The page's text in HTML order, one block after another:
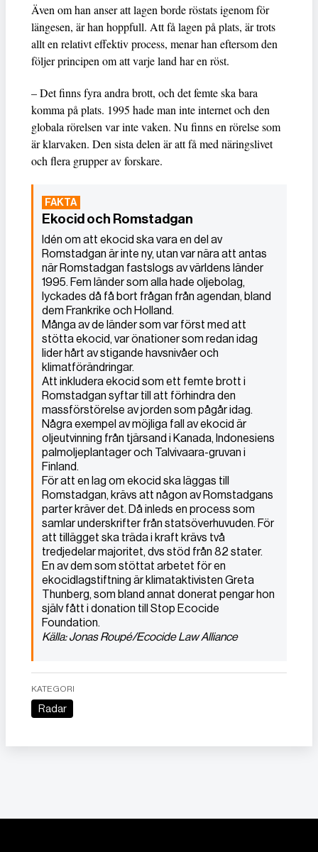
Även om han anser att lagen borde röstats igenom för
längesen, är han hoppfull. Att få lagen på plats, är trots
allt en relativt effektiv process, menar han eftersom den
följer principen om att varje land har en röst.
– Det finns fyra andra brott, och det femte ska bara
komma på plats. 1995 hade man inte internet och den
globala rörelsen var inte vaken. Nu finns en rörelse som
är klarvaken. Den sista delen är att få med näringslivet
och flera grupper av forskare.
Ekocid och Romstadgan
Idén om att ekocid ska vara en del av
Romstadgan är inte ny, utan var nära att antas
när Romstadgan fastslogs av världens länder
1995. Fem länder som alla hade oljebolag,
lyckades då få bort frågan från agendan, bland
dem Frankrike och Holland.
Många av de länder som var först med att
stötta ekocid, var önationer som redan idag
lider hårt av stigande havsnivåer och
klimatförändringar.
Att inkludera ekocid som ett femte brott i
Romstadgan syftar till att förhindra den
massförstörelse av jorden som pågår idag.
Några exempel av möjliga fall av ekocid är
oljeutvinning från tjärsand i Kanada, Indonesiens
palmoljeplantager och Talvivaara-gruvan i
Finland.
För att en lag om ekocid ska läggas till
Romstadgan, krävs att någon av Romstadgans
parter kräver det. Då inleds en process som
samlar underskrifter från statsöverhuvuden. För
att tillägget ska träda i kraft krävs två
tredjedelar majoritet, dvs stöd från 82 stater.
En av dem som stöttat arbetet för en
ekocidlagstiftning är klimataktivisten Greta
Thunberg, som bland annat donerat pengar hon
själv fått i donation till Stop Ecocide
Foundation.
Källa: Jonas Roupé/Ecocide Law Alliance
KATEGORI
Radar